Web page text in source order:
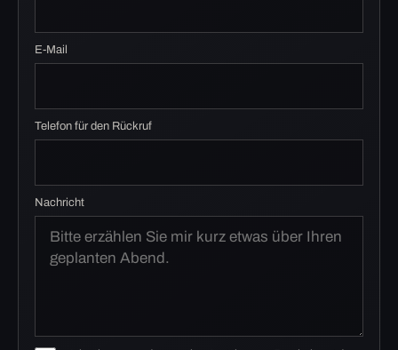
E-Mail
Telefon für den Rückruf
Nachricht